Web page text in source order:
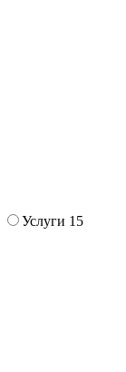
Услуги 15